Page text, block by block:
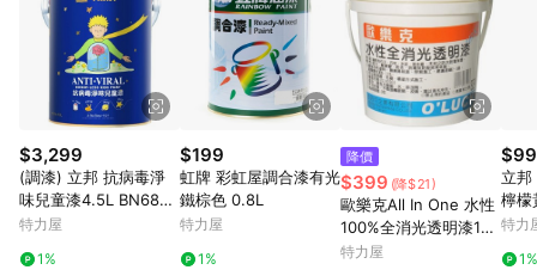
$3,299
(調漆) 立邦 抗病毒淨
味兒童漆4.5L BN6860
-4 紫羅蘭
特力屋
1%
$199
虹牌 彩虹屋調合漆有光
鐵棕色 0.8L
特力屋
1%
降價
$399 (降$21)
歐樂克All In One 水性
100%全消光透明漆1公
升1公升
特力屋
$99
立邦
檸
特力
1%